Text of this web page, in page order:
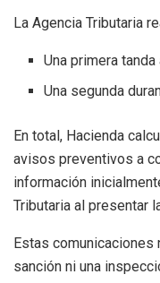
La Agencia Tributaria
Una primera
Una segunda
En total, Hacienda
avisos preventivos a
información
Tributaria al presentar
Estas comunicaciones
sanción ni una